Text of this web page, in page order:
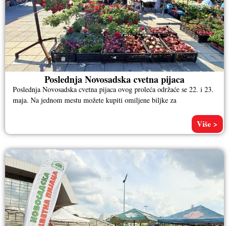
Poslednja Novosadska cvetna pijaca
Poslednja Novosadska cvetna pijaca ovog proleća održaće se 22. i 23.
maja. Na jednom mestu možete kupiti omiljene biljke za
Više >